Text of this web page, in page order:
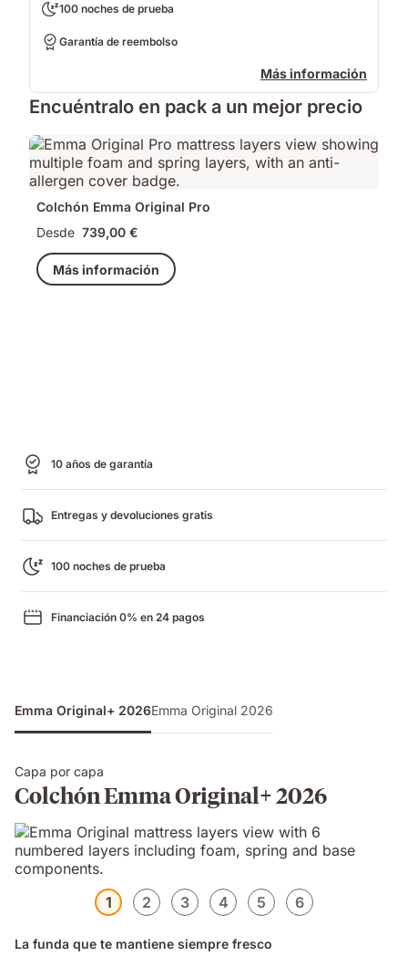
100 noches de prueba
Garantía de reembolso
Más información
Encuéntralo en pack a un mejor precio
Colchón Emma Original Pro
Desde 739,00 €
Más información
10 años de garantía
Entregas y devoluciones gratis
100 noches de prueba
Financiación 0% en 24 pagos
Emma Original+ 2026Emma Original 2026
Capa por capa
Colchón Emma Original+ 2026
1 2 3 4 5 6
La funda que te mantiene siempre fresco